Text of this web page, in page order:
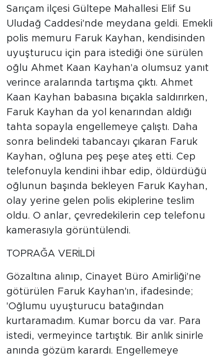
Sarıçam ilçesi Gültepe Mahallesi Elif Su
Uludağ Caddesi'nde meydana geldi. Emekli
polis memuru Faruk Kayhan, kendisinden
uyuşturucu için para istediği öne sürülen
oğlu Ahmet Kaan Kayhan'a olumsuz yanıt
verince aralarında tartışma çıktı. Ahmet
Kaan Kayhan babasına bıçakla saldırırken,
Faruk Kayhan da yol kenarından aldığı
tahta sopayla engellemeye çalıştı. Daha
sonra belindeki tabancayı çıkaran Faruk
Kayhan, oğluna peş peşe ateş etti. Cep
telefonuyla kendini ihbar edip, öldürdüğü
oğlunun başında bekleyen Faruk Kayhan,
olay yerine gelen polis ekiplerine teslim
oldu. O anlar, çevredekilerin cep telefonu
kamerasıyla görüntülendi.
TOPRAĞA VERİLDİ
Gözaltına alınıp, Cinayet Büro Amirliği'ne
götürülen Faruk Kayhan'ın, ifadesinde;
'Oğlumu uyuşturucu batağından
kurtaramadım. Kumar borcu da var. Para
istedi, vermeyince tartıştık. Bir anlık sinirle
anında gözüm karardı. Engellemeye